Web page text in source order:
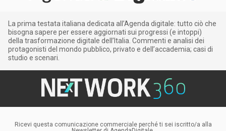
La prima testata italiana dedicata all’Agenda digitale: tutto ciò che
bisogna sapere per essere aggiornati sui progressi (e intoppi)
della trasformazione digitale dell’Italia. Commenti e analisi dei
protagonisti del mondo pubblico, privato e dell’accademia; casi di
studio e scenari.
Ricevi questa comunicazione commerciale perché ti sei iscritto/a alla